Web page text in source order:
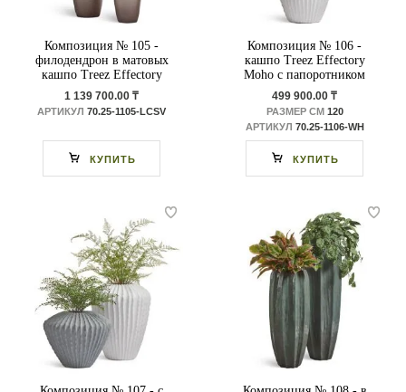
Композиция № 105 -
филодендрон в матовых
кашпо Treez Effectory
Metal
1 139 700.00 ₸
АРТИКУЛ 70.25-1105-LСSV
КУПИТЬ
Композиция № 106 -
кашпо Treez Effectory
Moho с папоротником
499 900.00 ₸
РАЗМЕР СМ 120
АРТИКУЛ 70.25-1106-WH
КУПИТЬ